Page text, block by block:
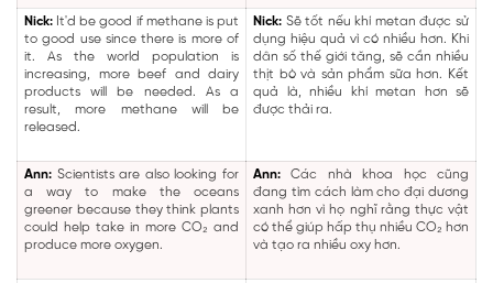
Nick: It'd be good if methane is put
to good use since there is more of
it. As the world population is
increasing, more beef and dairy
products will be needed. As a
result, more methane will be
released.
Nick: Sẽ tốt nếu khí metan được sử
dụng hiệu quả vì có nhiều hơn. Khi
dân số thế giới tăng, sẽ cần nhiều
thịt bò và sản phẩm sữa hơn. Kết
quả là, nhiều khí metan hơn sẽ
được thải ra.
Ann: Scientists are also looking for
a way to make the oceans
greener because they think plants
could help take in more CO₂ and
produce more oxygen.
Ann: Các nhà khoa học cũng
đang tìm cách làm cho đại dương
xanh hơn vì họ nghĩ rằng thực vật
có thể giúp hấp thụ nhiều CO₂ hơn
và tạo ra nhiều oxy hơn.